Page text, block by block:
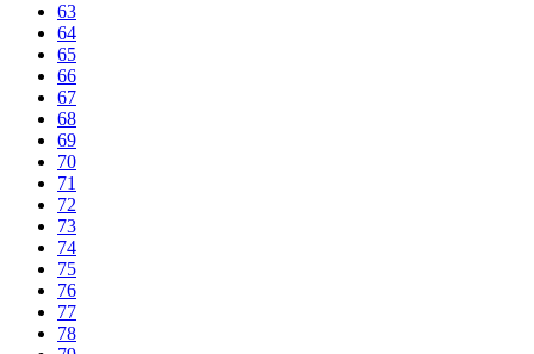
63
64
65
66
67
68
69
70
71
72
73
74
75
76
77
78